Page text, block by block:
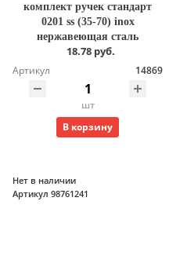
комплект ручек стандарт
0201 ss (35-70) inox
нержавеющая сталь
18.78 руб.
Артикул 14869
шт
В корзину
Нет в наличии
Артикул 98761241